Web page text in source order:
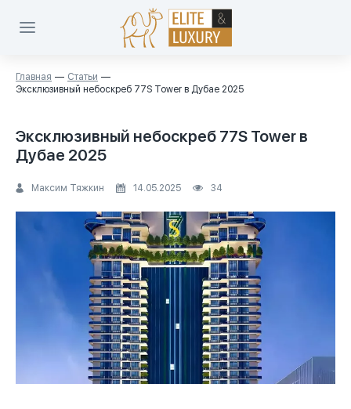
Главная
Статьи
Эксклюзивный небоскреб 77S Tower в Дубае 2025
Эксклюзивный небоскреб 77S Tower в
Дубае 2025
Максим Тяжкин 14.05.2025 34